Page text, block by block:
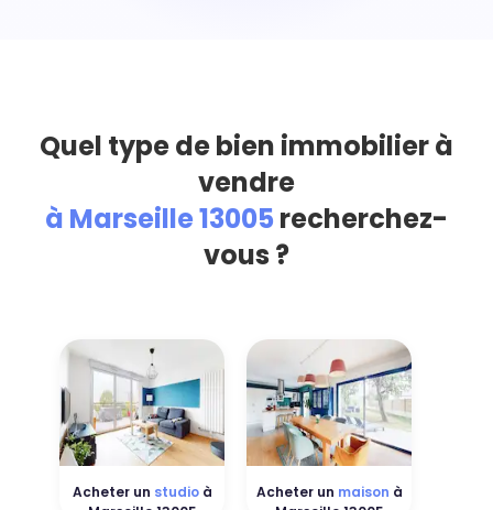
Quel type de bien immobilier à
vendre
à Marseille 13005 recherchez-
vous ?
Acheter un studioà
Acheter un maison à